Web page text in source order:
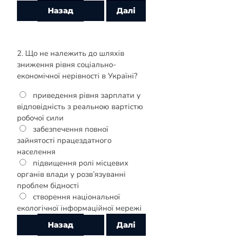
2. Що не належить до шляхів
зниження рівня соціально-
економічної нерівності в Україні?
приведення рівня зарплати у
відповідність з реальною вартістю
робочої сили
забезпечення повної
зайнятості працездатного
населення
підвищення ролі місцевих
органів влади у розв’язуванні
проблем бідності
створення національної
екологічної інформаційної мережі